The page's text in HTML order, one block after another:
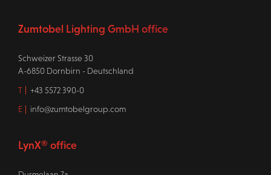
Zumtobel Lighting GmbH office
Schweizer Strasse 30
A-6850 Dornbirn - Deutschland
T
+43 5572 390-0
E
info@zumtobelgroup.com
LynX® office